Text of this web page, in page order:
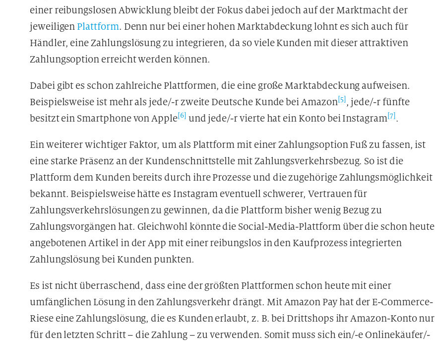
einer reibungslosen Abwicklung bleibt der Fokus dabei jedoch auf der Marktmacht der
jeweiligen Plattform. Denn nur bei einer hohen Marktabdeckung lohnt es sich auch für
Händler, eine Zahlungslösung zu integrieren, da so viele Kunden mit dieser attraktiven
Zahlungsoption erreicht werden können.
Dabei gibt es schon zahlreiche Plattformen, die eine große Marktabdeckung aufweisen.
Beispielsweise ist mehr als jede/-r zweite Deutsche Kunde bei Amazon[5], jede/-r fünfte
besitzt ein Smartphone von Apple[6] und jede/-r vierte hat ein Konto bei Instagram[7].
Ein weiterer wichtiger Faktor, um als Plattform mit einer Zahlungsoption Fuß zu fassen, ist
eine starke Präsenz an der Kundenschnittstelle mit Zahlungsverkehrsbezug. So ist die
Plattform dem Kunden bereits durch ihre Prozesse und die zugehörige Zahlungsmöglichkeit
bekannt. Beispielsweise hätte es Instagram eventuell schwerer, Vertrauen für
Zahlungsverkehrslösungen zu gewinnen, da die Plattform bisher wenig Bezug zu
Zahlungsvorgängen hat. Gleichwohl könnte die Social-Media-Plattform über die schon heute
angebotenen Artikel in der App mit einer reibungslos in den Kaufprozess integrierten
Zahlungslösung bei Kunden punkten.
Es ist nicht überraschend, dass eine der größten Plattformen schon heute mit einer
umfänglichen Lösung in den Zahlungsverkehr drängt. Mit Amazon Pay hat der E-Commerce-
Riese eine Zahlungslösung, die es Kunden erlaubt, z. B. bei Drittshops ihr Amazon-Konto nur
für den letzten Schritt – die Zahlung – zu verwenden. Somit muss sich ein/-e Onlinekäufer/-